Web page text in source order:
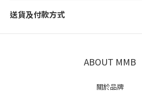
送貨及付款方式
ABOUT MMB
關於品牌